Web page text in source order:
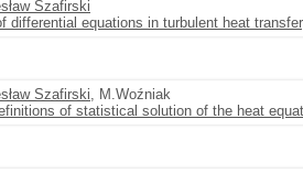
Szafirski
differential equations in turbulent heat transfer
Szafirski, M.Woźniak
of statistical solution of the heat